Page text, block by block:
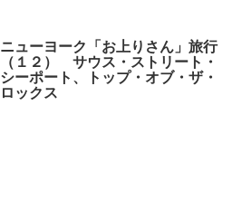
ニューヨーク「お上りさん」旅行
（１２） サウス・ストリート・
シーポート、トップ・オブ・ザ・
ロックス